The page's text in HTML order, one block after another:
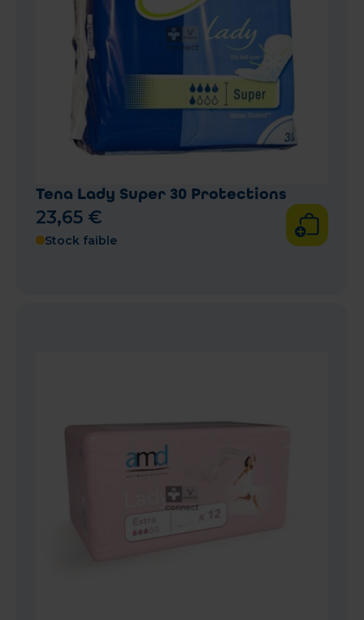
Tena Lady Super 30 Protections
23,65 €
Stock faible